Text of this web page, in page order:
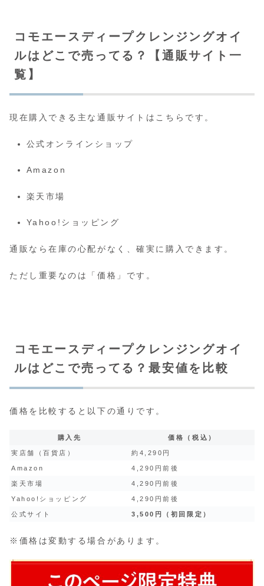
コモエースディープクレンジングオイ
ルはどこで売ってる？【通販サイト一
覧】
現在購入できる主な通販サイトはこちらです。
公式オンラインショップ
Amazon
楽天市場
Yahoo!ショッピング
通販なら在庫の心配がなく、確実に購入できます。
ただし重要なのは「価格」です。
コモエースディープクレンジングオイ
ルはどこで売ってる？最安値を比較
価格を比較すると以下の通りです。
購入先 価格（税込）
実店舗（百貨店） 約4,290円
Amazon 4,290円前後
楽天市場 4,290円前後
Yahoo!ショッピング 4,290円前後
公式サイト 3,500円（初回限定）
※価格は変動する場合があります。